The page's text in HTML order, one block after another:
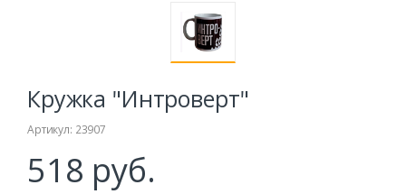
Кружка "Интроверт"
Артикул: 23907
518 руб.